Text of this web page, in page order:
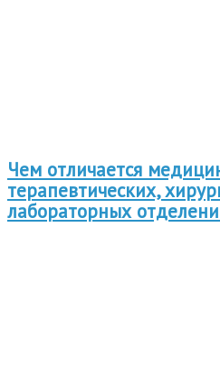
Чем отличается
терапевтических,
лабораторных